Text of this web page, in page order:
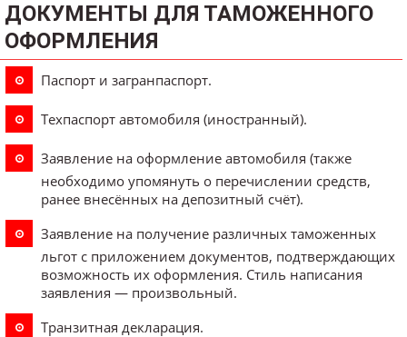
ДОКУМЕНТЫ ДЛЯ ТАМОЖЕННОГО
ОФОРМЛЕНИЯ
Паспорт и загранпаспорт.
Техпаспорт автомобиля (иностранный).
Заявление на оформление автомобиля (также
необходимо упомянуть о перечислении средств,
ранее внесённых на депозитный счёт).
Заявление на получение различных таможенных
льгот с приложением документов, подтверждающих
возможность их оформления. Стиль написания
заявления — произвольный.
Транзитная декларация.